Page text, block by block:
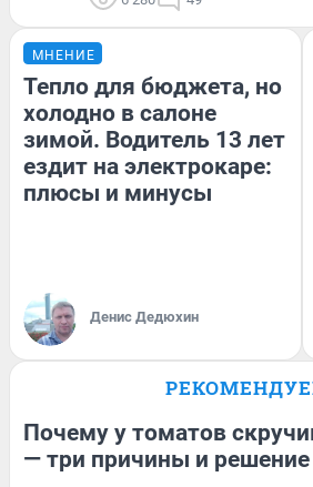
МНЕНИЕ
Тепло для бюджета, но
холодно в салоне
зимой. Водитель 13 лет
ездит на электрокаре:
плюсы и минусы
Денис Дедюхин
Почему у томатов
— три причины и